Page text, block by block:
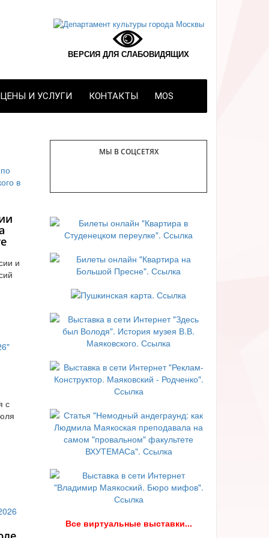
ВЕРСИЯ ДЛЯ СЛАБОВИДЯЩИХ
ЦЕНЫ И УСЛУГИ КОНТАКТЫ MOS
и
с
МЫ В СОЦСЕТЯХ
Все виртуальные выставки...